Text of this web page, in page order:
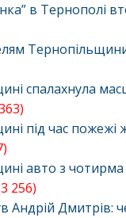
в Тернополі
спалахнула
під час пожежі
авто з чотирма
256)
Андрій Дмитрів: